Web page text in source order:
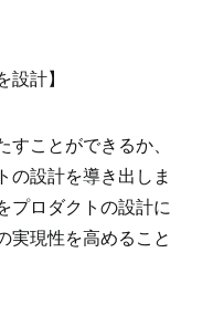
設計】
ことができるか、
の設計を導き出しま
プロダクトの設計に
実現性を高めること